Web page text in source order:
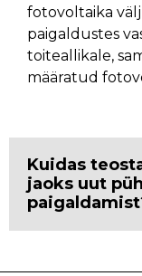
fotovoltaika
paigaldustes
toiteallikale,
määratud
Kuidas
jaoks uut